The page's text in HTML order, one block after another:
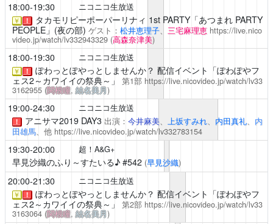
18:00-19:30 ニコニコ生放送
￥ ！ タカモリピーポーパーリナィ 1st PARTY「あつまれ PARTY
PEOPLE」(夜の部) ゲスト： 松井恵理子、 三宅麻理恵 https://live.nico
video.jp/watch/lv332943329 (高森奈津美)
18:00-19:30 ニコニコ生放送
￥ ！ ぽわっとぽやっとしませんか？ 配信イベント「ぽわぽやフ
ェス2～カワイイの祭典～」 第1部 https://live.nicovideo.jp/watch/lv33
3162955 (関根瞳,結名美月)
19:00-24:30 ニコニコ生放送
！ アニサマ2019DAY3 出演： 今井麻美、 上坂すみれ、 内田真礼、 内
田雄馬、他 https://live.nicovideo.jp/watch/lv332783154
19:30-20:00 超！A&G+
早見沙織のふり～すたいる♪#542 (早見沙織)
20:00-21:30 ニコニコ生放送
￥ ！ ぽわっとぽやっとしませんか？ 配信イベント「ぽわぽやフ
ェス2～カワイイの祭典～」 第2部 https://live.nicovideo.jp/watch/lv33
3163064 (関根瞳,結名美月)